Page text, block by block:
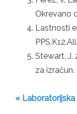
Okrevano
Lastnosti
Stewart, J.
za izračun.
«